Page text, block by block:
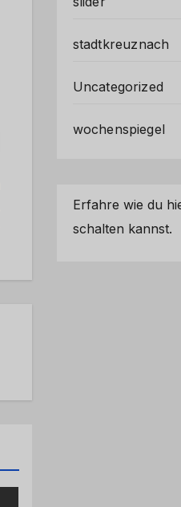
stadtkreuznach
Uncategorized
wochenspiegel
Erfahre wie du
schalten kannst.